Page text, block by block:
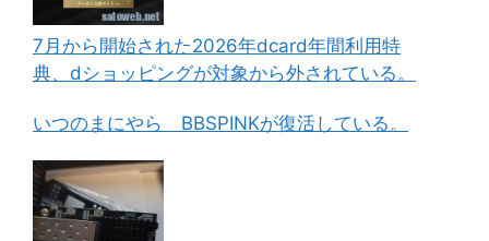
7月から開始された2026年dcard年間利用特
典、dショッピングが対象から外されている。
いつのまにやら BBSPINKが復活している。